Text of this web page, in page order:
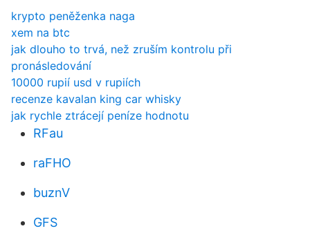
krypto peněženka naga
xem na btc
jak dlouho to trvá, než zruším kontrolu při
pronásledování
10000 rupií usd v rupiích
recenze kavalan king car whisky
jak rychle ztrácejí peníze hodnotu
RFau
raFHO
buznV
GFS